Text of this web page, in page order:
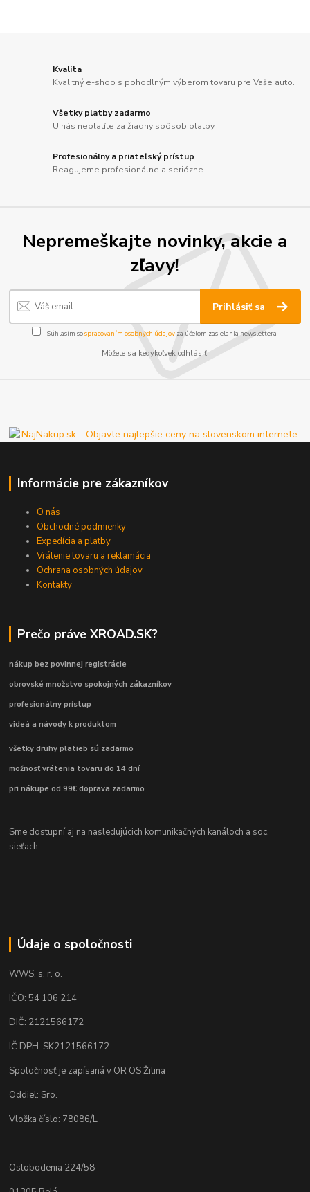
Kvalita
Kvalitný e-shop s pohodlným výberom tovaru pre Vaše auto.
Všetky platby zadarmo
U nás neplatíte za žiadny spôsob platby.
Profesionálny a priateľský prístup
Reagujeme profesionálne a seriózne.
Nepremeškajte novinky, akcie a
zľavy!
Prihlásiť sa
Súhlasím sospracovaním osobných údajov za účelom zasielania newslettera.
Môžete sa kedykoľvek odhlásiť.
Informácie pre zákazníkov
O nás
Obchodné podmienky
Expedícia a platby
Vrátenie tovaru a reklamácia
Ochrana osobných údajov
Kontakty
Prečo práve XROAD.SK?
nákup bez povinnej registrácie
obrovské množstvo spokojných zákazníkov
profesionálny prístup
videá a návody k produktom
všetky druhy platieb sú zadarmo
možnosť vrátenia tovaru do 14 dní
pri nákupe od 99€ doprava zadarmo
Sme dostupní aj na nasledujúcich komunikačných kanáloch a soc.
sieťach:
Údaje o spoločnosti
WWS, s. r. o.
IČO: 54 106 214
DIČ: 2121566172
IČ DPH: SK2121566172
Spoločnosť je zapísaná v OR OS Žilina
Oddiel: Sro.
Vložka číslo: 78086/L
Oslobodenia 224/58